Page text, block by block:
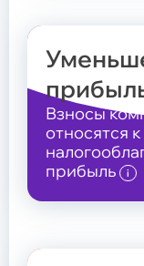
Взносы
относятся
прибыль
i